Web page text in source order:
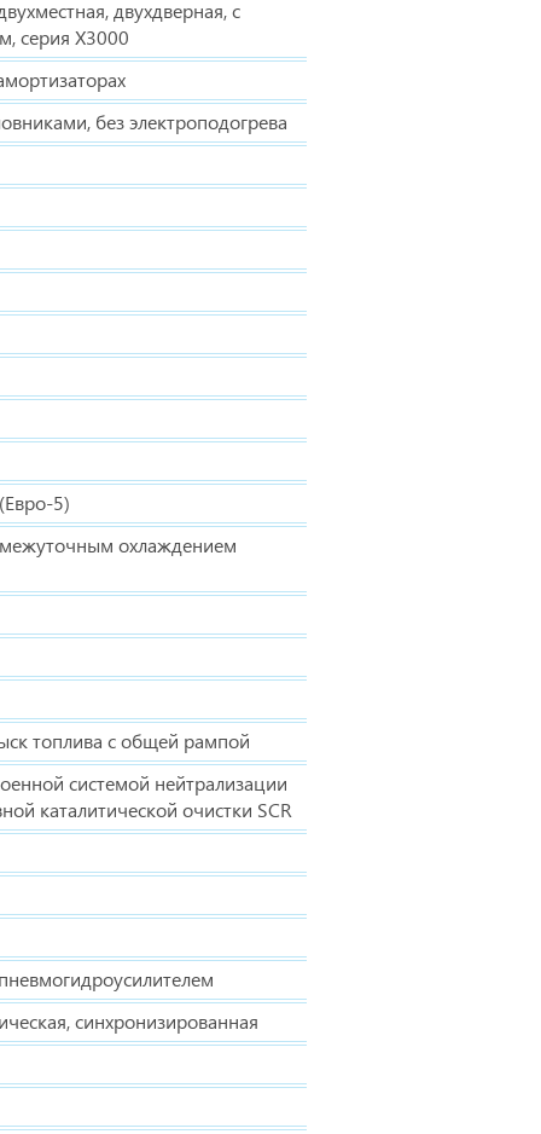
двухдверная, с
серия X3000
без электроподогрева
5)
охлаждением
топлива с общей рампой
системой нейтрализации
каталитической очистки SCR
синхронизированная